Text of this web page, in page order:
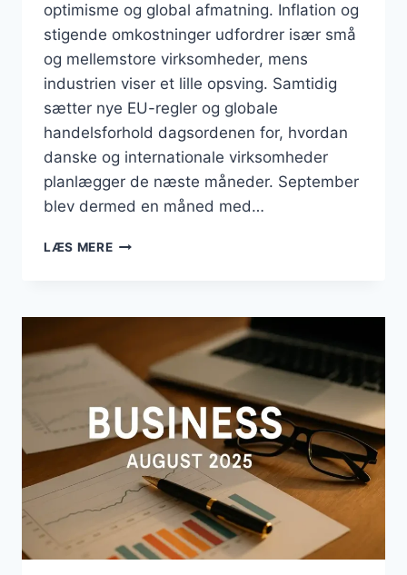
optimisme og global afmatning. Inflation og
stigende omkostninger udfordrer især små
og mellemstore virksomheder, mens
industrien viser et lille opsving. Samtidig
sætter nye EU-regler og globale
handelsforhold dagsordenen for, hvordan
danske og internationale virksomheder
planlægger de næste måneder. September
blev dermed en måned med…
LÆS MEREBUSINESS